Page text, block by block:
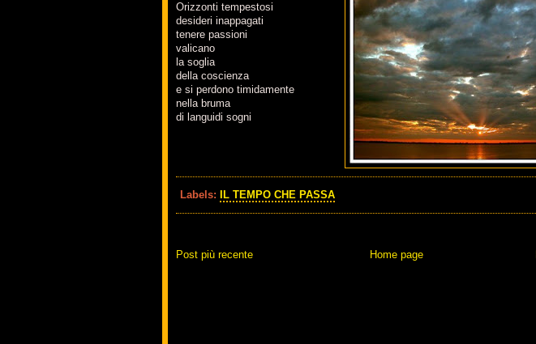
Orizzonti tempestosi
desideri inappagati
tenere passioni
valicano
la soglia
della coscienza
e si perdono timidamente
nella bruma
di languidi sogni
Labels: IL TEMPO CHE PASSA
Post più recente Home page